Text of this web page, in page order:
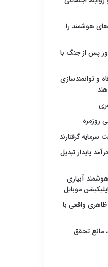
هوشمند را
پس از جنگ با
و توانمندسازی
روزمره
سرمایه گرفتارند
پایدار تبدیل
آبیاری
موبایل
واقعی با
مانع تحقق